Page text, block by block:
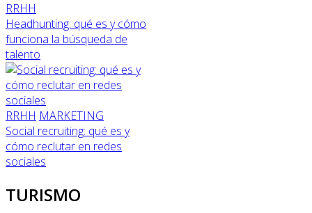
RRHH
Headhunting: qué es y cómo
funciona la búsqueda de
talento
RRHH MARKETING
Social recruiting: qué es y
cómo reclutar en redes
sociales
TURISMO